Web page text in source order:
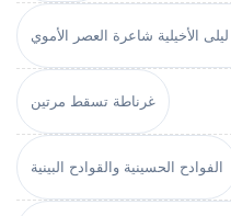
الأخيلية شاعرة العصر الأموي
غرناطة تسقط مرتين
الفوادح الحسينية والقوادح البينية